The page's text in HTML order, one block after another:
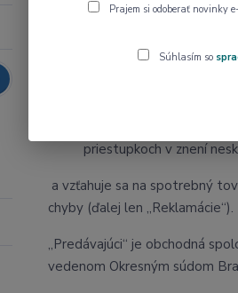
Reklamačný poriadok
1. Všeobecné ustanovenia a
Právne vzťahy
ustanoveniami zákona
“), zákonom
priestupkoch v znení
a vzťahuje sa na spotrebný
chyby (ďalej len „Reklamácie“).
„Predávajúci“ je obchodná
vedenom Okresným súdom
Prajem si odoberať novinky
Súhlasím so